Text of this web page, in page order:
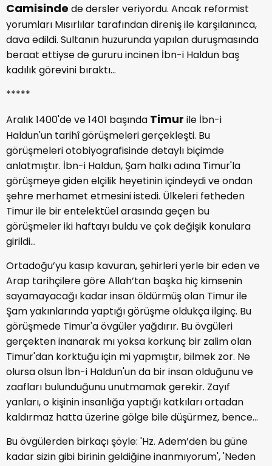
Camisinde de dersler veriyordu. Ancak reformist
yorumları Mısırlılar tarafından direniş ile karşılanınca,
dava edildi. Sultanın huzurunda yapılan duruşmasında
beraat ettiyse de gururu incinen İbn-i Haldun baş
kadılık görevini bıraktı...
*****
Aralık 1400'de ve 1401 başında Timur ile İbn-i
Haldun'un tarihî görüşmeleri gerçekleşti. Bu
görüşmeleri otobiyografisinde detaylı biçimde
anlatmıştır. İbn-i Haldun, Şam halkı adına Timur'la
görüşmeye giden elçilik heyetinin içindeydi ve ondan
şehre merhamet etmesini istedi. Ülkeleri fetheden
Timur ile bir entelektüel arasında geçen bu
görüşmeler iki haftayı buldu ve çok değişik konulara
girildi...
Ortadoğu’yu kasıp kavuran, şehirleri yerle bir eden ve
Arap tarihçilere göre Allah’tan başka hiç kimsenin
sayamayacağı kadar insan öldürmüş olan Timur ile
Şam yakınlarında yaptığı görüşme oldukça ilginç. Bu
görüşmede Timur'a övgüler yağdırır. Bu övgüleri
gerçekten inanarak mı yoksa korkunç bir zalim olan
Timur'dan korktuğu için mi yapmıştır, bilmek zor. Ne
olursa olsun İbn-i Haldun'un da bir insan olduğunu ve
zaafları bulunduğunu unutmamak gerekir. Zayıf
yanları, o kişinin insanlığa yaptığı katkıları ortadan
kaldırmaz hatta üzerine gölge bile düşürmez, bence...
Bu övgülerden birkaçı şöyle: 'Hz. Adem’den bu güne
kadar sizin gibi birinin geldiğine inanmıyorum', 'Neden